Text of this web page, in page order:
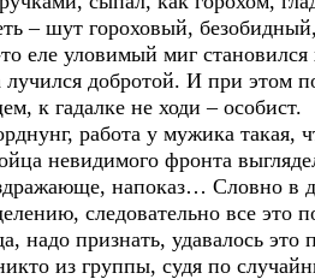
– шут гороховый,
еле уловимый миг
добротой. И при этом
к гадалке не ходи – особист.
работа у мужика такая,
невидимого фронта
напоказ… Словно в
следовательно все это
надо признать, удавалось это
из группы, судя по